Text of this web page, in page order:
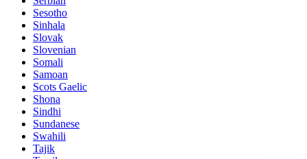
Sesotho
Sinhala
Slovak
Slovenian
Somali
Samoan
Scots Gaelic
Shona
Sindhi
Sundanese
Swahili
Tajik